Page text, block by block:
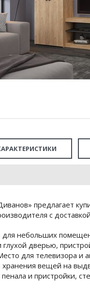
предлагает
с
для небольших
глухой дверью,
для телевизора и
вещей на
и пристройки,